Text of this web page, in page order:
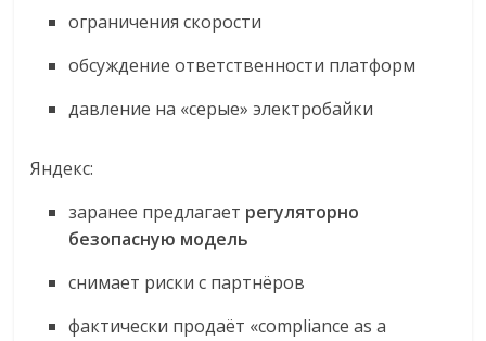
ограничения скорости
обсуждение ответственности платформ
давление на «серые» электробайки
Яндекс:
заранее предлагает регуляторно
безопасную модель
снимает риски с партнёров
фактически продаёт «compliance as a